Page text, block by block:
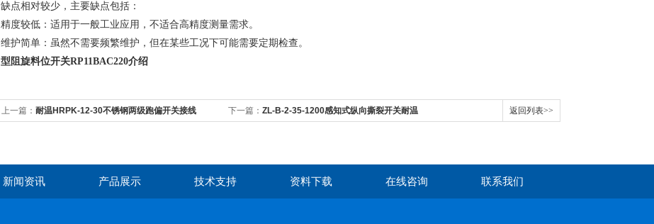
缺点相对较少，主要缺点包括：
‌精度较低‌：适用于一般工业应用，不适合高精度测量需求。
‌维护简单‌：虽然不需要频繁维护，但在某些工况下可能需要定期检查‌。
型阻旋料位开关RP11BAC220介绍
上一篇： 耐温HRPK-12-30不锈钢两级跑偏开关接线 下一篇： ZL-B-2-35-1200感知式纵向撕裂开关耐温 返回列表>>
新闻资讯 产品展示 技术支持 资料下载 在线咨询 联系我们